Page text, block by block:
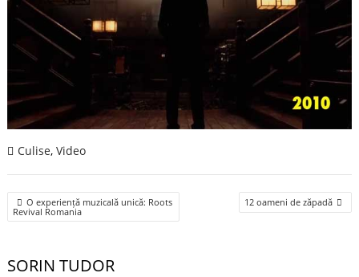
Culise,Video
Post
navigation
O experiență muzicală unică: Roots
Revival Romania
12 oameni de zăpadă
SORIN TUDOR